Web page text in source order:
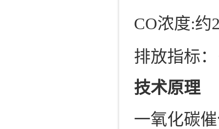
CO浓度:约
排放指标：
技术原理
一氧化碳